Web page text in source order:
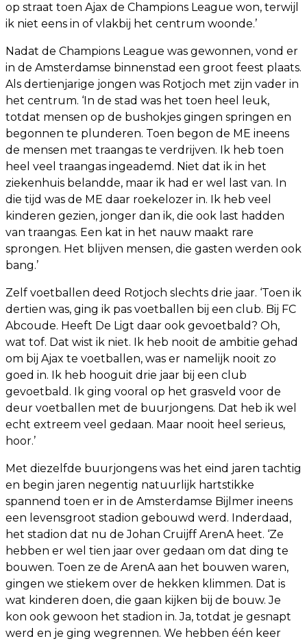
op straat toen Ajax de Champions League won, terwijl
ik niet eens in of vlakbij het centrum woonde.’
Nadat de Champions League was gewonnen, vond er
in de Amsterdamse binnenstad een groot feest plaats.
Als dertienjarige jongen was Rotjoch met zijn vader in
het centrum. ‘In de stad was het toen heel leuk,
totdat mensen op de bushokjes gingen springen en
begonnen te plunderen. Toen begon de ME ineens
de mensen met traangas te verdrijven. Ik heb toen
heel veel traangas ingeademd. Niet dat ik in het
ziekenhuis belandde, maar ik had er wel last van. In
die tijd was de ME daar roekelozer in. Ik heb veel
kinderen gezien, jonger dan ik, die ook last hadden
van traangas. Een kat in het nauw maakt rare
sprongen. Het blijven mensen, die gasten werden ook
bang.’
Zelf voetballen deed Rotjoch slechts drie jaar. ‘Toen ik
dertien was, ging ik pas voetballen bij een club. Bij FC
Abcoude. Heeft De Ligt daar ook gevoetbald? Oh,
wat tof. Dat wist ik niet. Ik heb nooit de ambitie gehad
om bij Ajax te voetballen, was er namelijk nooit zo
goed in. Ik heb hooguit drie jaar bij een club
gevoetbald. Ik ging vooral op het grasveld voor de
deur voetballen met de buurjongens. Dat heb ik wel
echt extreem veel gedaan. Maar nooit heel serieus,
hoor.’
Met diezelfde buurjongens was het eind jaren tachtig
en begin jaren negentig natuurlijk hartstikke
spannend toen er in de Amsterdamse Bijlmer ineens
een levensgroot stadion gebouwd werd. Inderdaad,
het stadion dat nu de Johan Cruijff ArenA heet. ‘Ze
hebben er wel tien jaar over gedaan om dat ding te
bouwen. Toen ze de ArenA aan het bouwen waren,
gingen we stiekem over de hekken klimmen. Dat is
wat kinderen doen, die gaan kijken bij de bouw. Je
kon ook gewoon het stadion in. Ja, totdat je gesnapt
werd en je ging wegrennen. We hebben één keer